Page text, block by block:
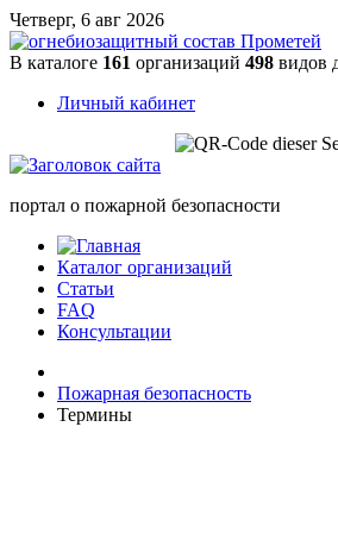
Четверг, 6 авг 2026
В каталоге 161 организаций 498 видов
Личный кабинет
портал о пожарной безопасности
Каталог организаций
Статьи
FAQ
Консультации
Пожарная безопасность
Термины